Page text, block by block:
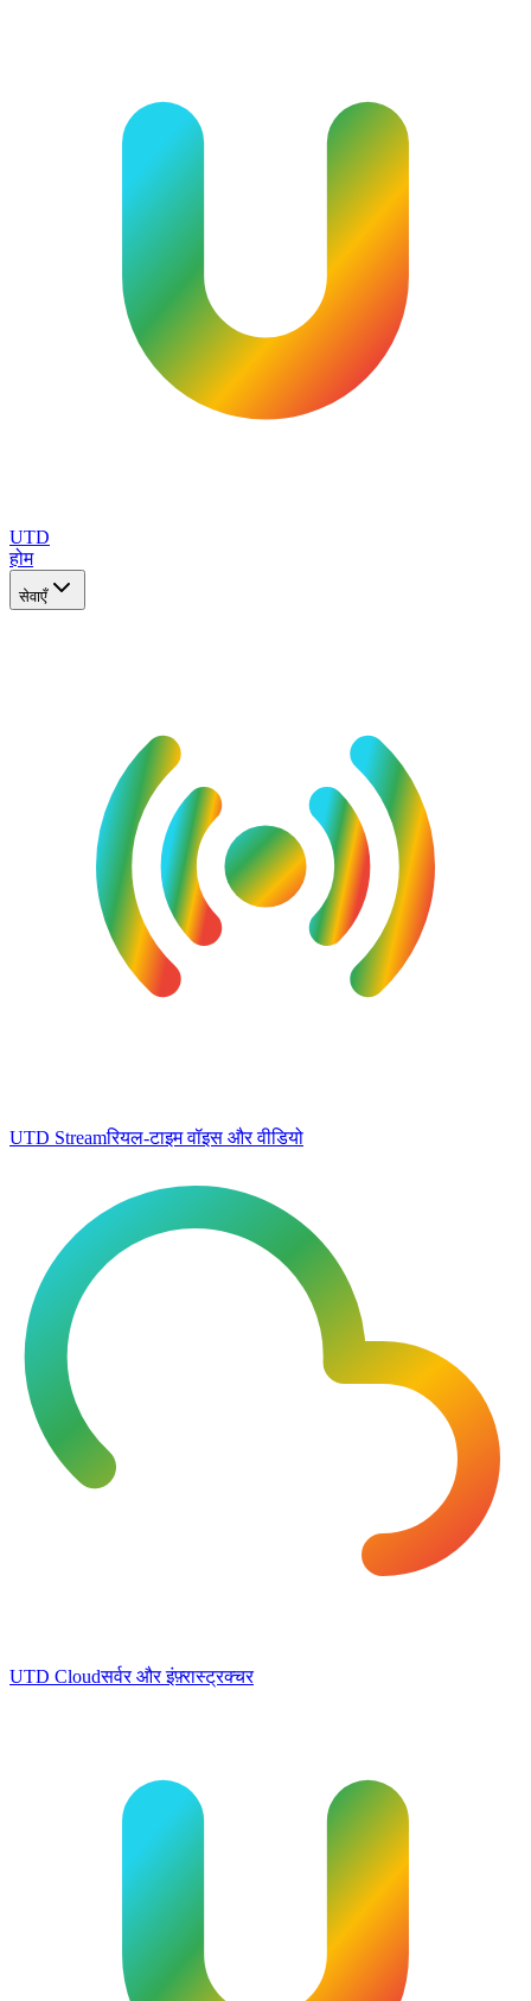
UTD
होम
सेवाएँ
UTD Streamरियल-टाइम वॉइस और वीडियो
UTD Cloudसर्वर और इंफ़्रास्ट्रक्चर